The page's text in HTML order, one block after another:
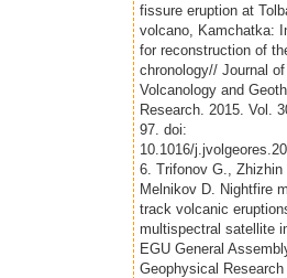
fissure eruption at
volcano, Kamchatka:
for reconstruction of
chronology// Journal of
Volcanology and
Research. 2015. Vol.
97. doi:
10.1016/
6. Trifonov G., Zhizhin
Melnikov D. Nightfire
track volcanic
multispectral satellite
EGU General
Geophysical Research